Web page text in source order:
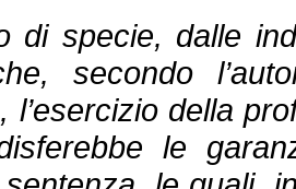
di specie, dalle
secondo
l’esercizio della
le